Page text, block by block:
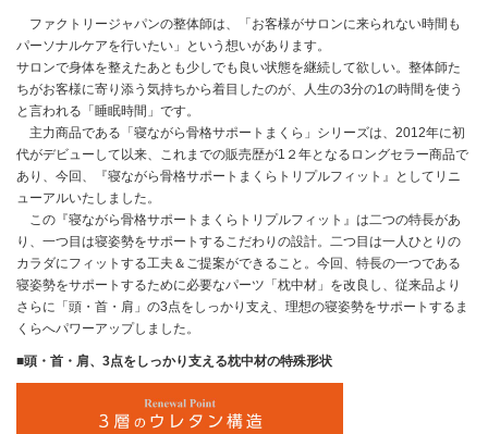
ファクトリージャパンの整体師は、「お客様がサロンに来られない時間も
パーソナルケアを行いたい」という想いがあります。
サロンで身体を整えたあとも少しでも良い状態を継続して欲しい。整体師た
ちがお客様に寄り添う気持ちから着目したのが、人生の3分の1の時間を使う
と言われる「睡眠時間」です。
主力商品である「寝ながら骨格サポートまくら」シリーズは、2012年に初
代がデビューして以来、これまでの販売歴が1２年となるロングセラー商品で
あり、今回、『寝ながら骨格サポートまくらトリプルフィット』としてリニ
ューアルいたしました。
この『寝ながら骨格サポートまくらトリプルフィット』は二つの特長があ
り、一つ目は寝姿勢をサポートするこだわりの設計。二つ目は一人ひとりの
カラダにフィットする工夫＆ご提案ができること。今回、特長の一つである
寝姿勢をサポートするために必要なパーツ「枕中材」を改良し、従来品より
さらに「頭・首・肩」の3点をしっかり支え、理想の寝姿勢をサポートするま
くらへパワーアップしました。
■頭・首・肩、3点をしっかり支える枕中材の特殊形状